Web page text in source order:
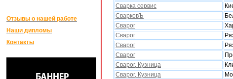
Отзывы о нашей работе
Наши дипломы
Контакты
Сварка сервис
СварковЪ
Сварог
Сварог
Сварог
Сварог
Сварог, Кузница
Сварог, Кузница